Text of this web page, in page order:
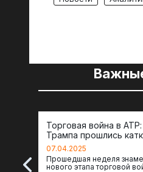
Торговая война в
Трампа прошлись
региона
07.04.2025
Прошедшая неделя
нового этапа торговой